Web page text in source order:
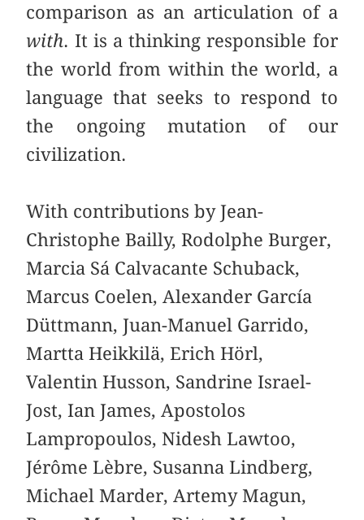
comparison as an articulation of a
with. It is a thinking responsible for
the world from within the world, a
language that seeks to respond to
the ongoing mutation of our
civilization.
With contributions by Jean-
Christophe Bailly, Rodolphe Burger,
Marcia Sá Calvacante Schuback,
Marcus Coelen, Alexander García
Düttmann, Juan-Manuel Garrido,
Martta Heikkilä, Erich Hörl,
Valentin Husson, Sandrine Israel-
Jost, Ian James, Apostolos
Lampropoulos, Nidesh Lawtoo,
Jérôme Lèbre, Susanna Lindberg,
Michael Marder, Artemy Magun,